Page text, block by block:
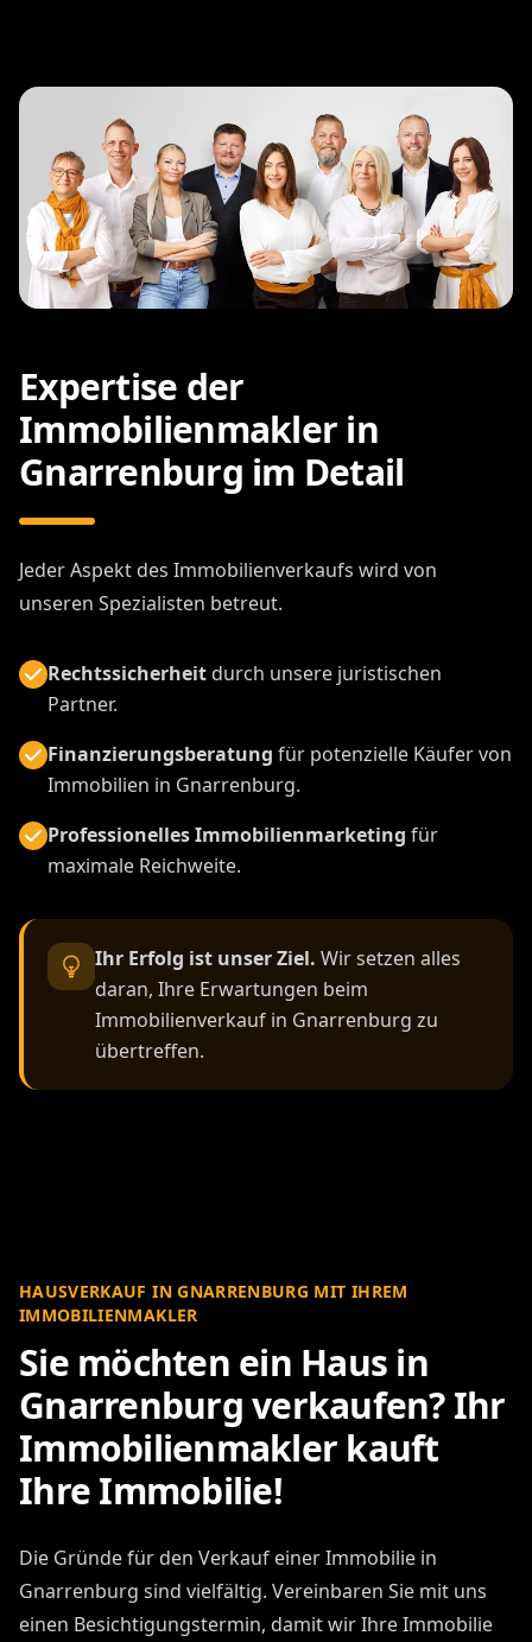
Expertise der
Immobilienmakler in
Gnarrenburg im Detail
Jeder Aspekt des Immobilienverkaufs wird von
unseren Spezialisten betreut.
Rechtssicherheitdurch unsere juristischen
Partner.
Finanzierungsberatung für potenzielle Käufer von
Immobilien in Gnarrenburg.
Professionelles Immobilienmarketing für
maximale Reichweite.
Ihr Erfolg ist unser Ziel. Wir setzen alles
daran, Ihre Erwartungen beim
Immobilienverkauf in Gnarrenburg zu
übertreffen.
HAUSVERKAUF IN GNARRENBURG MIT IHREM
IMMOBILIENMAKLER
Sie möchten ein Haus in
Gnarrenburg verkaufen? Ihr
Immobilienmakler kauft
Ihre Immobilie!
Die Gründe für den Verkauf einer Immobilie in
Gnarrenburg sind vielfältig. Vereinbaren Sie mit uns
einen Besichtigungstermin, damit wir Ihre Immobilie